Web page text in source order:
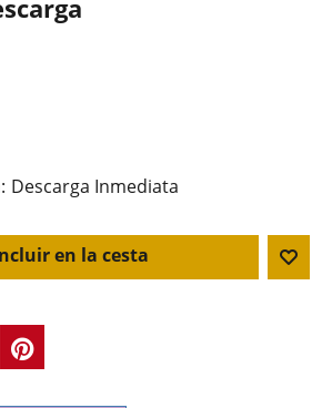
Descarga Inmediata
en la cesta